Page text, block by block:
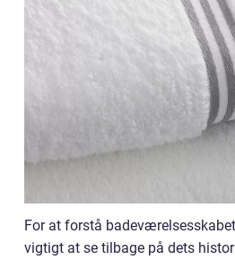
For at forstå
vigtigt at se tilbage på dets